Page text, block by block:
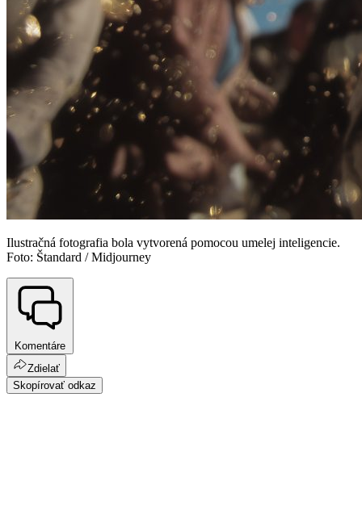
Ilustračná fotografia bola vytvorená pomocou umelej inteligencie.
Foto: Štandard / Midjourney
Komentáre
Zdielať
Skopírovať odkaz